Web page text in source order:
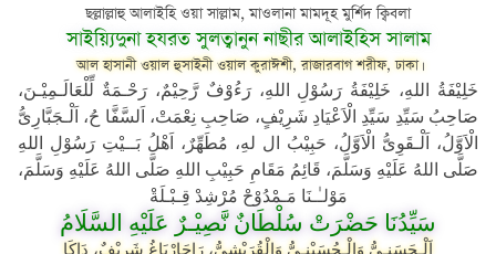
ছল্লাল্লাহু আলাইহি ওয়া সাল্লাম, মাওলানা মামদূহ মুর্শিদ ক্বিবলা
সাইয়্যিদুনা হযরত সুলত্বানুন নাছীর আলাইহিস সালাম
আল হাসানী ওয়াল হুসাইনী ওয়াল কুরাঈশী, রাজারবাগ শরীফ, ঢাকা।
خَلِيْفَةُ اللهِ، خَلِيْفَةُ رَسُوْلِ اللهِ، رَءُوْفٌ رَّحِيْمٌ، رَحْـمَةٌ لِّلْعَالَـمِيْـنَ،
صَاحِبُ سَيِّدِ سَيِّدِ الْاَعْيَادِ شَرِيْفٍ، صَاحِبِ نِعْمَتْ، اَلسَّفَّا حُ، اَلْـجَبَّارِىُّ
الْاَوَّلُ، اَلْـقَوِىُّ الْاَوَّلُ، حَبِيْبُ ال لهِ، مُطَهِّرٌ، اَهْلُ بَــيْتِ رَسُوْلِ اللهِ
صَلَّى اللهُ عَلَيْهِ وَسَلَّمَ، قَائِمُ مَقَامِ حَبِيْبِ اللهِ صَلَّى اللهُ عَلَيْهِ وَسَلَّمَ،
مَوْلـٰـنَا مَـمْدُوْحْ مُرْشِدْ قِـبْـلَةْ
سَيِّدُنَا حَضْرَتْ سُلْطَانٌ نَّصِيْـرٌ عَلَيْهِ السَّلَامُ
اَلْـحَسَنِـىُّ وَالْـحُسَيْنِـىُّ وَالْقُرَيْشِىُّ، رَاجَارْبَاغُ شَرِيْفٌ، دَاكَا